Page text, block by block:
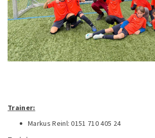
Trainer:
Markus Reinl: 0151 710 405 24